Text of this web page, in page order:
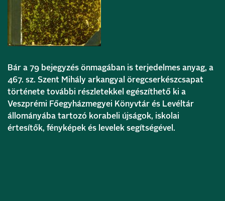
Bár a 79 bejegyzés önmagában is terjedelmes anyag, a
467. sz. Szent Mihály arkangyal öregcserkészcsapat
története további részletekkel egészíthető ki a
Veszprémi Főegyházmegyei Könyvtár és Levéltár
állományába tartozó korabeli újságok, iskolai
értesítők, fényképek és levelek segítségével.